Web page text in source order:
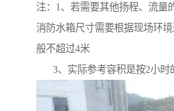
注：1、若需要其他扬程、流
消防水箱尺寸需要根据现场环
般不超过4米
3、实际参考容积是按2小时